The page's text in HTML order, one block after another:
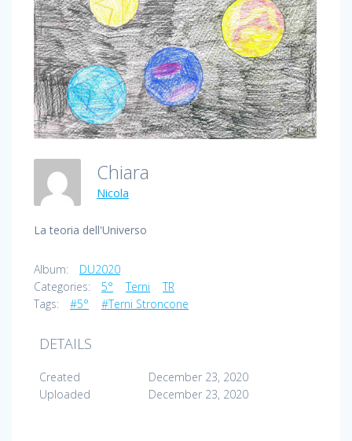
Chiara
Nicola
La teoria dell'Universo
Album:
DU2020
Categories:
5° Terni
TR
Tags:
#5° #Terni Stroncone
DETAILS
Created
December 23, 2020
Uploaded
December 23, 2020